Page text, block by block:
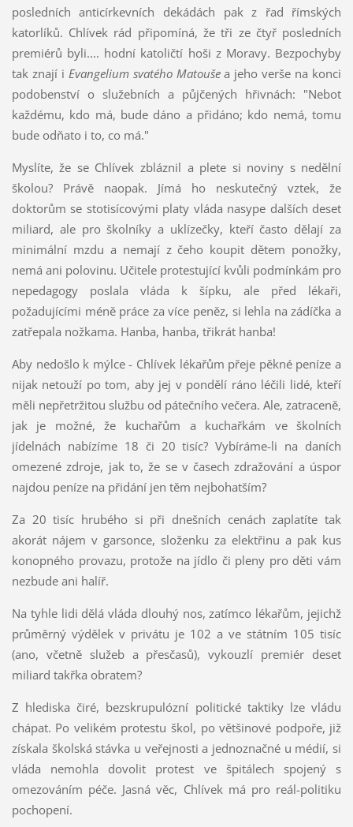
posledních anticírkevních dekádách pak z řad římských
katorlíků. Chlívek rád připomíná, že tři ze čtyř posledních
premiérů byli.... hodní katoličtí hoši z Moravy. Bezpochyby
tak znají i Evangelium svatého Matoušea jeho verše na konci
podobenství o služebních a půjčených hřivnách: "Neboť
každému, kdo má, bude dáno a přidáno; kdo nemá, tomu
bude odňato i to, co má."
Myslíte, že se Chlívek zbláznil a plete si noviny s nedělní
školou? Právě naopak. Jímá ho neskutečný vztek, že
doktorům se stotisícovými platy vláda nasype dalších deset
miliard, ale pro školníky a uklízečky, kteří často dělají za
minimální mzdu a nemají z čeho koupit dětem ponožky,
nemá ani polovinu. Učitele protestující kvůli podmínkám pro
nepedagogy poslala vláda k šípku, ale před lékaři,
požadujícími méně práce za více peněz, si lehla na zádíčka a
zatřepala nožkama. Hanba, hanba, třikrát hanba!
Aby nedošlo k mýlce - Chlívek lékařům přeje pěkné peníze a
nijak netouží po tom, aby jej v pondělí ráno léčili lidé, kteří
měli nepřetržitou službu od pátečního večera. Ale, zatraceně,
jak je možné, že kuchařům a kuchařkám ve školních
jídelnách nabízíme 18 či 20 tisíc? Vybíráme-li na daních
omezené zdroje, jak to, že se v časech zdražování a úspor
najdou peníze na přidání jen těm nejbohatším?
Za 20 tisíc hrubého si při dnešních cenách zaplatíte tak
akorát nájem v garsonce, složenku za elektřinu a pak kus
konopného provazu, protože na jídlo či pleny pro děti vám
nezbude ani halíř.
Na tyhle lidi dělá vláda dlouhý nos, zatímco lékařům, jejichž
průměrný výdělek v privátu je 102 a ve státním 105 tisíc
(ano, včetně služeb a přesčasů), vykouzlí premiér deset
miliard takřka obratem?
Z hlediska čiré, bezskrupulózní politické taktiky lze vládu
chápat. Po velikém protestu škol, po většinové podpoře, již
získala školská stávka u veřejnosti a jednoznačné u médií, si
vláda nemohla dovolit protest ve špitálech spojený s
omezováním péče. Jasná věc, Chlívek má pro reál-politiku
pochopení.